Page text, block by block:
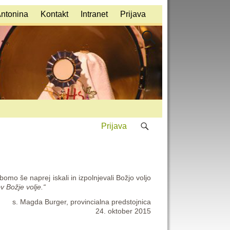
Kontakt Intranet Prijava
Prijava
še naprej iskali in izpolnjevali Božjo voljo
Božje volje.“
s. Magda Burger, provincialna predstojnica
24. oktober 2015